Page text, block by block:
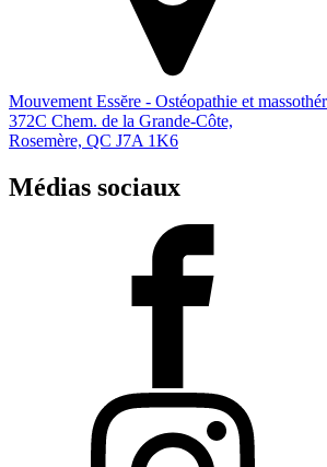
Mouvement Essĕre - Ostéopathie et
372C Chem. de la Grande-Côte,
Rosemère, QC J7A 1K6
Médias sociaux